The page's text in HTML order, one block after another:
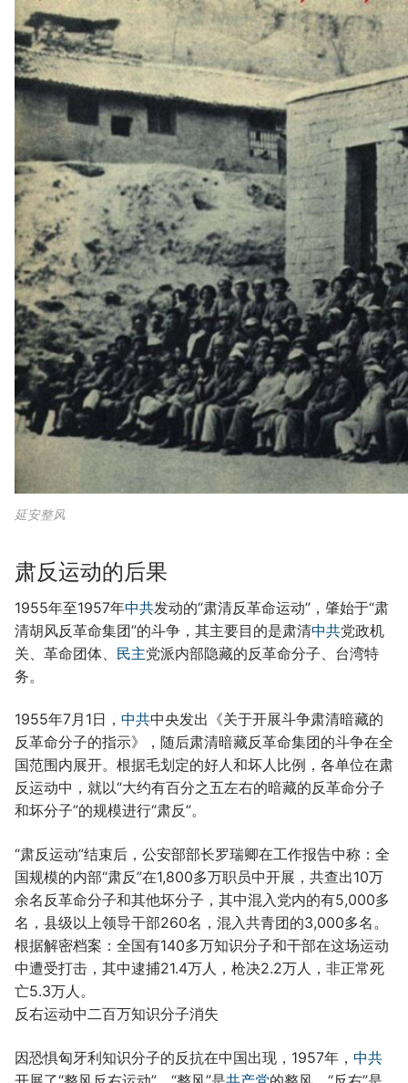
延安整风
肃反运动的后果
1955年至1957年中共发动的“肃清反革命运动”，肇始于“肃
清胡风反革命集团”的斗争，其主要目的是肃清中共党政机
关、革命团体、 民主党派内部隐藏的反革命分子、台湾特
务。
1955年7月1日， 中共中央发出《关于开展斗争肃清暗藏的
反革命分子的指示》，随后肃清暗藏反革命集团的斗争在全
国范围内展开。根据毛划定的好人和坏人比例，各单位在肃
反运动中，就以“大约有百分之五左右的暗藏的反革命分子
和坏分子”的规模进行“肃反”。
“肃反运动”结束后，公安部部长罗瑞卿在工作报告中称：全
国规模的内部“肃反”在1,800多万职员中开展，共查出10万
余名反革命分子和其他坏分子，其中混入党内的有5,000多
名，县级以上领导干部260名，混入共青团的3,000多名。
根据解密档案：全国有140多万知识分子和干部在这场运动
中遭受打击，其中逮捕21.4万人，枪决2.2万人，非正常死
亡5.3万人。
反右运动中二百万知识分子消失
因恐惧匈牙利知识分子的反抗在中国出现，1957年， 中共